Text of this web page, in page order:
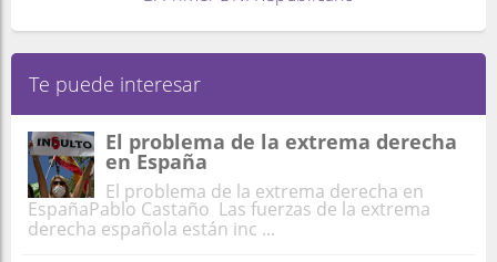
Te puede interesar
El problema de la extrema derecha
en España
El problema de la extrema derecha en
EspañaPablo Castaño Las fuerzas de la extrema
derecha española están inc ...